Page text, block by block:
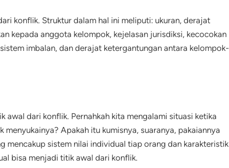
konflik. Struktur dalam hal ini meliputi: ukuran, derajat
kepada anggota kelompok, kejelasan jurisdiksi, kecocokan
imbalan, dan derajat ketergantungan antara kelompok-
awal dari konflik. Pernahkah kita mengalami situasi ketika
Apakah itu kumisnya, suaranya, pakaiannya
mencakup sistem nilai individual tiap orang dan karakteristik
bisa menjadi titik awal dari konflik.